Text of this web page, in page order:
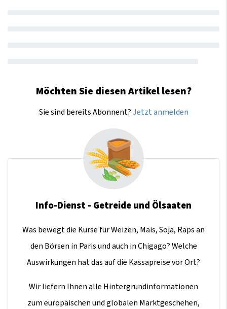
Möchten Sie diesen Artikel lesen?
Sie sind bereits Abonnent?Jetzt anmelden
Info-Dienst - Getreide und Ölsaaten
Was bewegt die Kurse für Weizen, Mais, Soja, Raps an
den Börsen in Paris und auch in Chigago? Welche
Auswirkungen hat das auf die Kassapreise vor Ort?
Wir liefern Ihnen alle Hintergrundinformationen
zum europäischen und globalen Marktgeschehen,